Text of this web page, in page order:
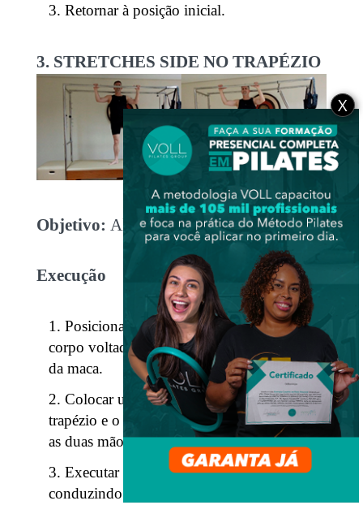
Retornar à posição inicial.
3. STRETCHES SIDE NO TRAPÉZIO
Objetivo: Alongamento de adutores.
Execução
Posicionar-se em pé no Cadillac com o
corpo voltado lateralmente ao comprimento
da maca.
Colocar um dos pés na alça fuzzy do
trapézio e o outro pé na maca, segurar com
as duas mãos a barra.
Executar o alongamento lateral
conduzindo a alça até o limite de
X